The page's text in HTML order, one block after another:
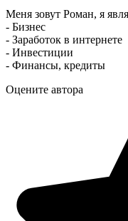
Меня зовут Роман, я
- Бизнес
- Заработок в интернете
- Инвестиции
- Финансы, кредиты
Оцените автора